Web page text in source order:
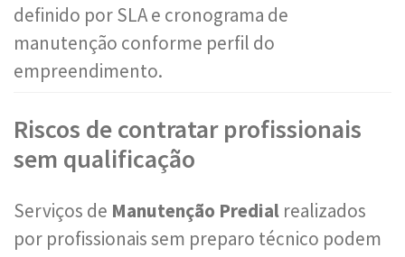
definido por SLA e cronograma de
manutenção conforme perfil do
empreendimento.
Riscos de contratar profissionais
sem qualificação
Serviços de Manutenção Predial realizados
por profissionais sem preparo técnico podem